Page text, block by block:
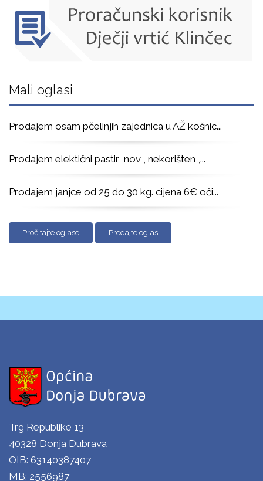
Mali oglasi
Prodajem osam pčelinjih zajednica u AŽ košnic...
Prodajem elektični pastir ,nov , nekorišten ,...
Prodajem janjce od 25 do 30 kg. cijena 6€ oči...
Pročitajte oglase Predajte oglas
Trg Republike 13
40328 Donja Dubrava
OIB: 63140387407
MB: 2556987